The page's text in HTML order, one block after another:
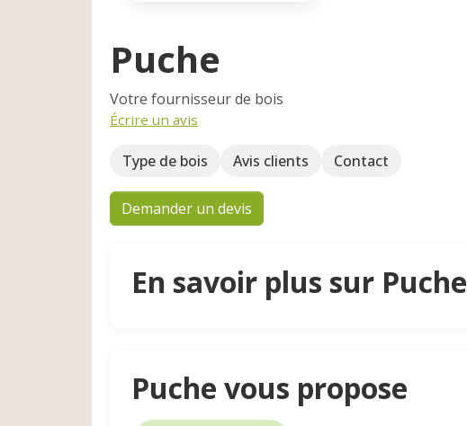
Puche
Votre fournisseur de bois
Écrire un avis
Type de bois Avis clients Contact
Demander un devis
En savoir plus sur Puche
Puche vous propose